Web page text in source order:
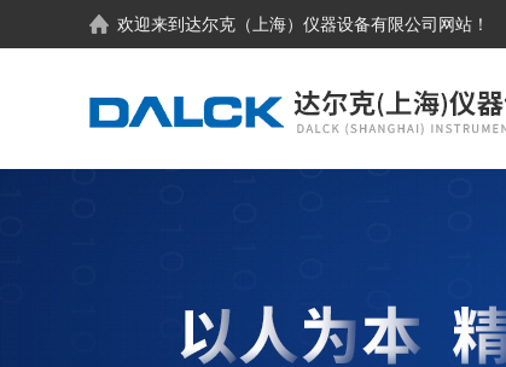
欢迎来到达尔克（上海）仪器设备有限公司 网站！